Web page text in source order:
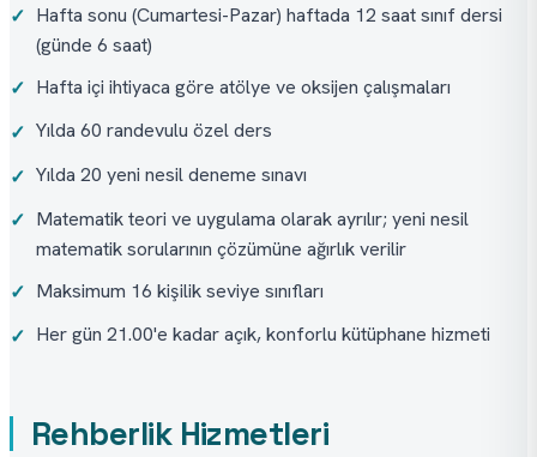
✓ Hafta sonu (Cumartesi-Pazar) haftada 12 saat sınıf dersi
(günde 6 saat)
✓ Hafta içi ihtiyaca göre atölye ve oksijen çalışmaları
✓ Yılda 60 randevulu özel ders
✓ Yılda 20 yeni nesil deneme sınavı
✓ Matematik teori ve uygulama olarak ayrılır; yeni nesil
matematik sorularının çözümüne ağırlık verilir
✓ Maksimum 16 kişilik seviye sınıfları
✓ Her gün 21.00'e kadar açık, konforlu kütüphane hizmeti
Rehberlik Hizmetleri